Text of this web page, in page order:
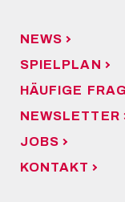
NEWS
SPIELPLAN
HÄUFIGE
NEWSLETTER
JOBS
KONTAKT